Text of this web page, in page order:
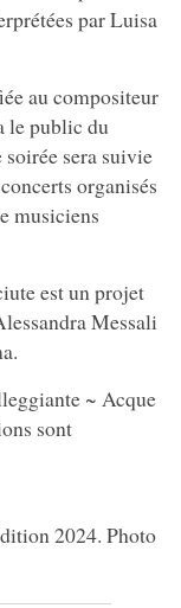
par Luisa
au compositeur
le public du
sera suivie
organisés
musiciens
est un projet
Messali
~ Acque
sont
2024. Photo